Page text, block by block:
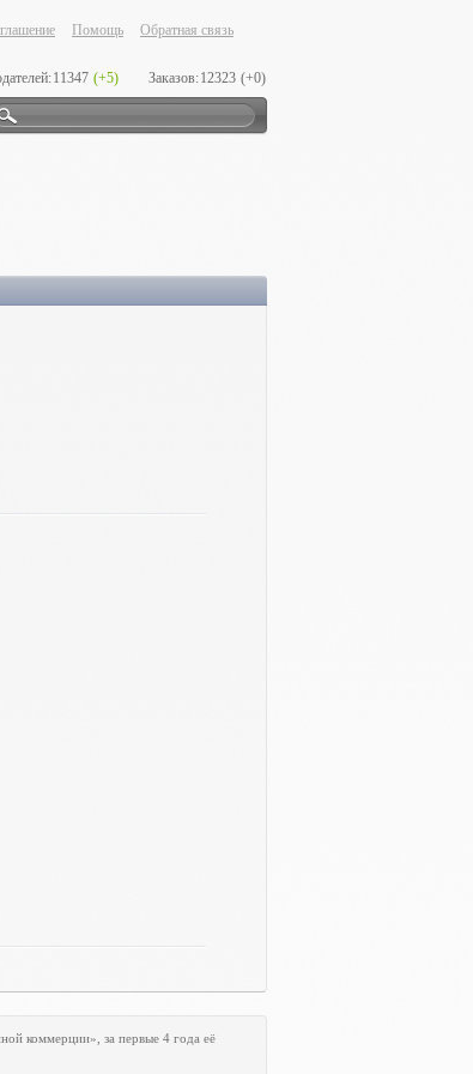
Помощь Обратная связь
11347 (+5) Заказов:12323 (+0)
коммерции», за первые 4 года её